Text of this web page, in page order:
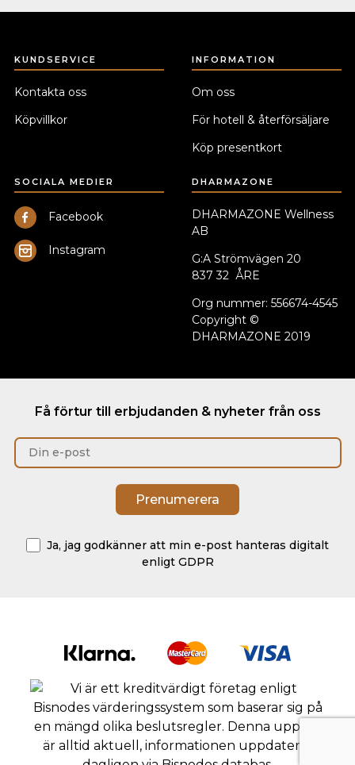
KUNDSERVICE
Kontakta oss
Köpvillkor
INFORMATION
Om oss
För hotell & återförsäljare
Köp presentkort
SOCIALA MEDIER
Facebook
Instagram
DHARMAZONE
DHARMAZONE Wellness
AB
G:A Strömvägen 20
837 32 ÅRE
Org nummer: 556674-4545
Copyright ©
DHARMAZONE 2019
Få förtur till erbjudanden & nyheter från oss
Ja, jag godkänner att min e-post hanteras digitalt
enligt GDPR